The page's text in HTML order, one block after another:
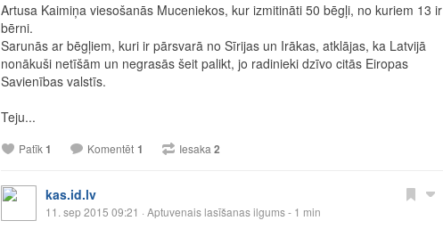
Artusa Kaimiņa viesošanās Muceniekos, kur izmitināti 50 bēgļi, no kuriem 13 ir
bērni.
Sarunās ar bēgļiem, kuri ir pārsvarā no Sīrijas un Irākas, atklājas, ka Latvijā
nonākuši netīšām un negrasās šeit palikt, jo radinieki dzīvo citās Eiropas
Savienības valstīs.
Teju...
Patīk1 Komentēt 1 Iesaka 2
kas.id.lv
11. sep 2015 09:21 · Aptuvenais lasīšanas ilgums - 1 min